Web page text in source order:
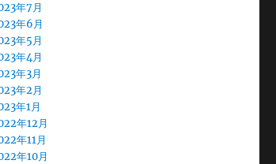
年7月
年6月
年5月
年4月
年3月
年2月
年1月
年12月
年11月
年10月